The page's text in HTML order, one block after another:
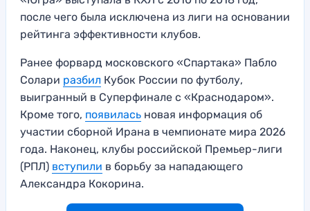
после чего была исключена из лиги на основании
рейтинга эффективности клубов.
Ранее форвард московского «Спартака» Пабло
Солари разбил Кубок России по футболу,
выигранный в Суперфинале с «Краснодаром».
Кроме того, появилась новая информация об
участии сборной Ирана в чемпионате мира 2026
года. Наконец, клубы российской Премьер-лиги
(РПЛ) вступили в борьбу за нападающего
Александра Кокорина.